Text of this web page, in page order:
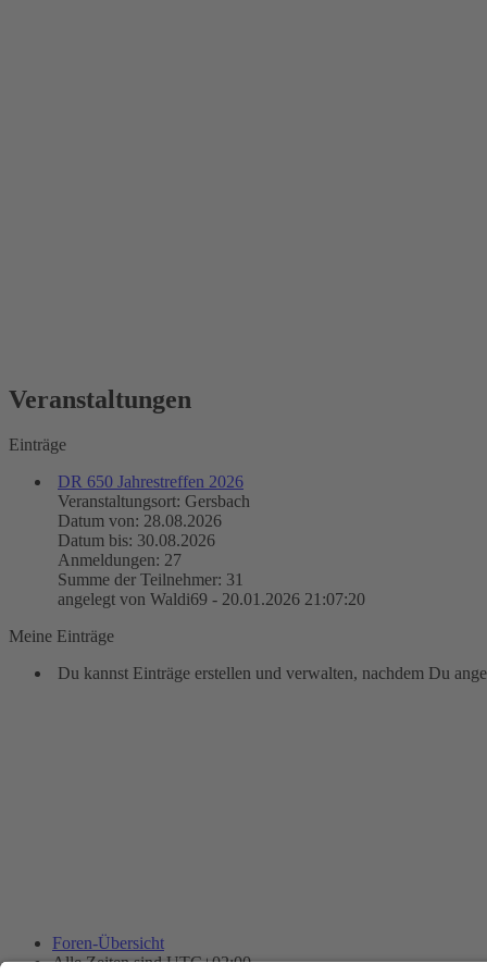
Veranstaltungen
Einträge
DR 650 Jahrestreffen 2026
Veranstaltungsort: Gersbach
Datum von: 28.08.2026
Datum bis: 30.08.2026
Anmeldungen: 27
Summe der Teilnehmer: 31
angelegt von Waldi69 - 20.01.2026 21:07:20
Meine Einträge
Du kannst Einträge erstellen und verwalten, nachdem Du
Foren-Übersicht
Alle Zeiten sindUTC+02:00